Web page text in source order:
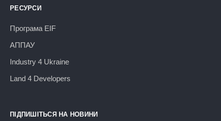
РЕСУРСИ
Програма EIF
АППАУ
Industry 4 Ukraine
Land 4 Developers
ПІДПИШІТЬСЯ НА НОВИНИ